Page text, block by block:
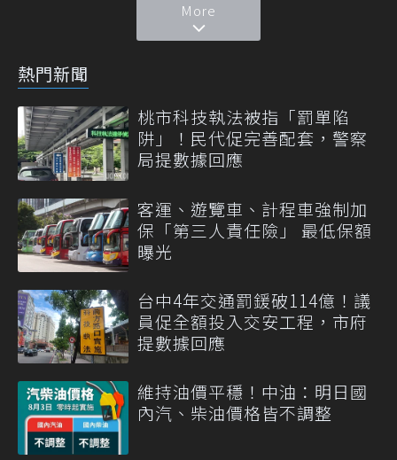
More
熱門新聞
桃市科技執法被指「罰單陷
阱」！民代促完善配套，警察
局提數據回應
客運、遊覽車、計程車強制加
保「第三人責任險」 最低保額
曝光
台中4年交通罰鍰破114億！議
員促全額投入交安工程，市府
提數據回應
維持油價平穩！中油：明日國
內汽、柴油價格皆不調整